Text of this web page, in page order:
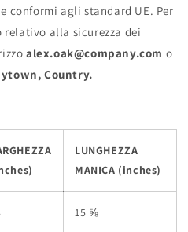
conformi agli standard UE. Per
alla sicurezza dei
alex.oak@company.com o
Country.
LUNGHEZZA
MANICA (inches)
15 ⅝